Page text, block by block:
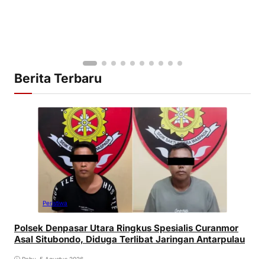
Berita Terbaru
Peristiwa
Polsek Denpasar Utara Ringkus Spesialis Curanmor
Asal Situbondo, Diduga Terlibat Jaringan Antarpulau